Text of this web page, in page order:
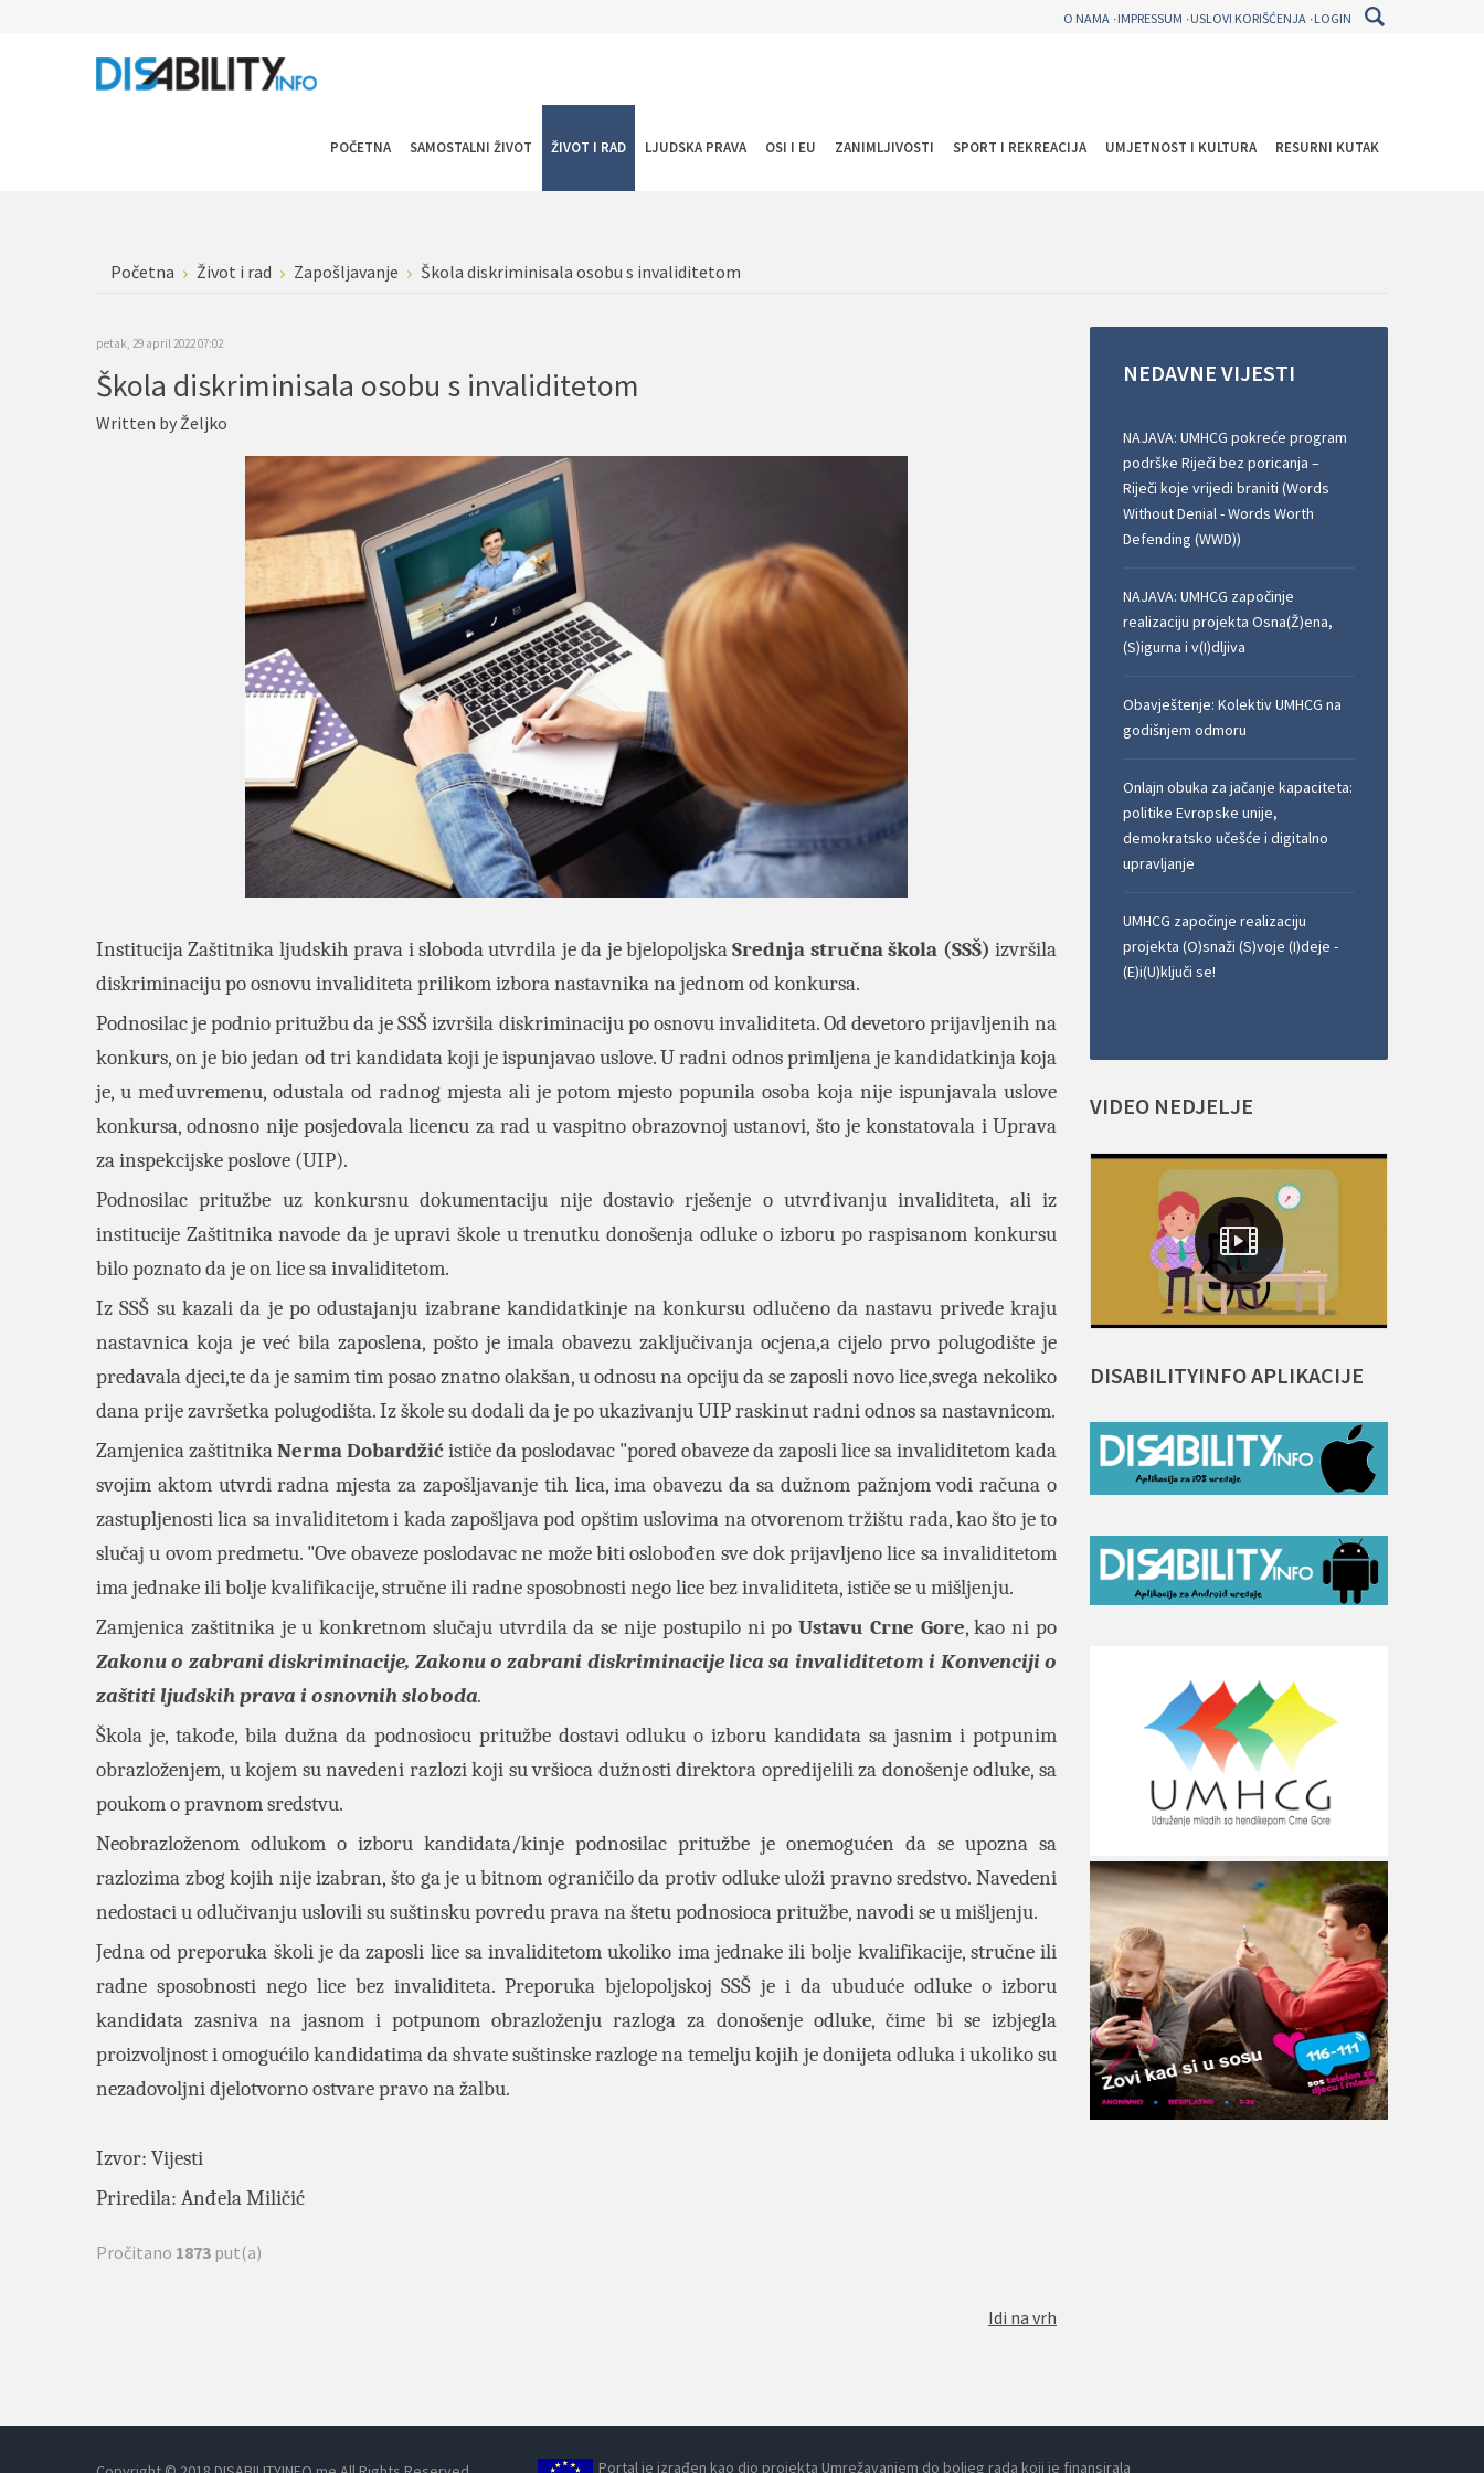
O NAMA IMPRESSUM USLOVI KORIŠĆENJA LOGIN
POČETNA SAMOSTALNI ŽIVOT ŽIVOT I RAD LJUDSKA PRAVA OSI I EU ZANIMLJIVOSTI SPORT I REKREACIJA UMJETNOST I KULTURA RESURNI KUTAK
Početna Život i rad Zapošljavanje Škola diskriminisala osobu s invaliditetom
petak, 29 april 2022 07:02
Škola diskriminisala osobu s invaliditetom
Written byŽeljko
Institucija Zaštitnika ljudskih prava i sloboda utvrdila je da je bjelopoljskaSrednja stručna škola (SSŠ) izvršila
diskriminaciju po osnovu invaliditeta prilikom izbora nastavnika na jednom od konkursa.
Podnosilac je podnio pritužbu da je SSŠ izvršila diskriminaciju po osnovu invaliditeta. Od devetoro prijavljenih na
konkurs, on je bio jedan od tri kandidata koji je ispunjavao uslove. U radni odnos primljena je kandidatkinja koja
je, u međuvremenu, odustala od radnog mjesta ali je potom mjesto popunila osoba koja nije ispunjavala uslove
konkursa, odnosno nije posjedovala licencu za rad u vaspitno obrazovnoj ustanovi, što je konstatovala i Uprava
za inspekcijske poslove (UIP).
Podnosilac pritužbe uz konkursnu dokumentaciju nije dostavio rješenje o utvrđivanju invaliditeta, ali iz
institucije Zaštitnika navode da je upravi škole u trenutku donošenja odluke o izboru po raspisanom konkursu
bilo poznato da je on lice sa invaliditetom.
Iz SSŠ su kazali da je po odustajanju izabrane kandidatkinje na konkursu odlučeno da nastavu privede kraju
nastavnica koja je već bila zaposlena, pošto je imala obavezu zaključivanja ocjena,a cijelo prvo polugodište je
predavala djeci,te da je samim tim posao znatno olakšan, u odnosu na opciju da se zaposli novo lice,svega nekoliko
dana prije završetka polugodišta. Iz škole su dodali da je po ukazivanju UIP raskinut radni odnos sa nastavnicom.
Zamjenica zaštitnikaNerma Dobardžićističe da poslodavac "pored obaveze da zaposli lice sa invaliditetom kada
svojim aktom utvrdi radna mjesta za zapošljavanje tih lica, ima obavezu da sa dužnom pažnjom vodi računa o
zastupljenosti lica sa invaliditetom i kada zapošljava pod opštim uslovima na otvorenom tržištu rada, kao što je to
slučaj u ovom predmetu. "Ove obaveze poslodavac ne može biti oslobođen sve dok prijavljeno lice sa invaliditetom
ima jednake ili bolje kvalifikacije, stručne ili radne sposobnosti nego lice bez invaliditeta, ističe se u mišljenju.
Zamjenica zaštitnika je u konkretnom slučaju utvrdila da se nije postupilo ni poUstavu Crne Gore, kao ni po
Zakonu o zabrani diskriminacije, Zakonu o zabrani diskriminacije lica sa invaliditetom i Konvenciji o
zaštiti ljudskih prava i osnovnih sloboda.
Škola je, takođe, bila dužna da podnosiocu pritužbe dostavi odluku o izboru kandidata sa jasnim i potpunim
obrazloženjem, u kojem su navedeni razlozi koji su vršioca dužnosti direktora opredijelili za donošenje odluke, sa
poukom o pravnom sredstvu.
Neobrazloženom odlukom o izboru kandidata/kinje podnosilac pritužbe je onemogućen da se upozna sa
razlozima zbog kojih nije izabran, što ga je u bitnom ograničilo da protiv odluke uloži pravno sredstvo. Navedeni
nedostaci u odlučivanju uslovili su suštinsku povredu prava na štetu podnosioca pritužbe, navodi se u mišljenju.
Jedna od preporuka školi je da zaposli lice sa invaliditetom ukoliko ima jednake ili bolje kvalifikacije, stručne ili
radne sposobnosti nego lice bez invaliditeta. Preporuka bjelopoljskoj SSŠ je i da ubuduće odluke o izboru
kandidata zasniva na jasnom i potpunom obrazloženju razloga za donošenje odluke, čime bi se izbjegla
proizvoljnost i omogućilo kandidatima da shvate suštinske razloge na temelju kojih je donijeta odluka i ukoliko su
nezadovoljni djelotvorno ostvare pravo na žalbu.
Izvor: Vijesti
Priredila: Anđela Miličić
Pročitano 1873 put(a)
Idi na vrh
NEDAVNE VIJESTI
NAJAVA: UMHCG pokreće program
podrške Riječi bez poricanja –
Riječi koje vrijedi braniti (Words
Without Denial - Words Worth
Defending (WWD))
NAJAVA: UMHCG započinje
realizaciju projekta Osna(Ž)ena,
(S)igurna i v(I)dljiva
Obavještenje: Kolektiv UMHCG na
godišnjem odmoru
Onlajn obuka za jačanje kapaciteta:
politike Evropske unije,
demokratsko učešće i digitalno
upravljanje
UMHCG započinje realizaciju
projekta (O)snaži (S)voje (I)deje -
(E)i(U)ključi se!
VIDEO NEDJELJE
DISABILITYINFOAPLIKACIJE
Portal je izrađen kao dio projekta Umrežavanjem do boljeg rada koji je finansirala